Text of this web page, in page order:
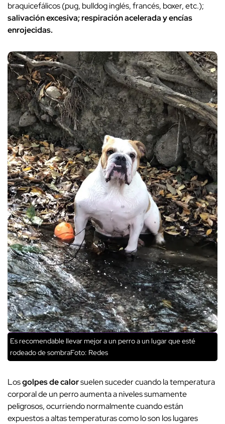
braquicefálicos (pug, bulldog inglés, francés, boxer, etc.);
salivación excesiva; respiración acelerada y encías
enrojecidas.
Es recomendable llevar mejor a un perro a un lugar que esté
rodeado de sombraFoto: Redes
Losgolpes de calorsuelen suceder cuando la temperatura
corporal de un perro aumenta a niveles sumamente
peligrosos, ocurriendo normalmente cuando están
expuestos a altas temperaturas como lo son los lugares